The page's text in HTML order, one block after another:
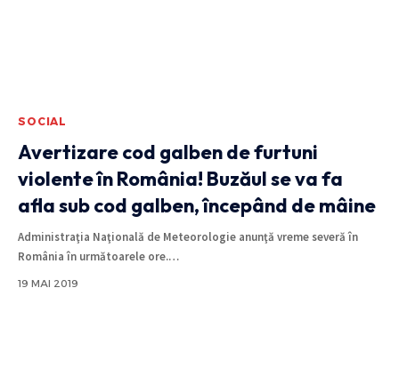
SOCIAL
Avertizare cod galben de furtuni
violente în România! Buzăul se va fa
afla sub cod galben, începând de mâine
Administraţia Naţională de Meteorologie anunţă vreme severă în
România în următoarele ore.…
19 MAI 2019